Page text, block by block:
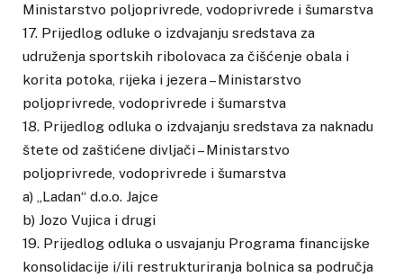
Ministarstvo poljoprivrede, vodoprivrede i šumarstva
17. Prijedlog odluke o izdvajanju sredstava za
udruženja sportskih ribolovaca za čišćenje obala i
korita potoka, rijeka i jezera – Ministarstvo
poljoprivrede, vodoprivrede i šumarstva
18. Prijedlog odluka o izdvajanju sredstava za naknadu
štete od zaštićene divljači – Ministarstvo
poljoprivrede, vodoprivrede i šumarstva
a) „Ladan“ d.o.o. Jajce
b) Jozo Vujica i drugi
19. Prijedlog odluka o usvajanju Programa financijske
konsolidacije i/ili restrukturiranja bolnica sa područja